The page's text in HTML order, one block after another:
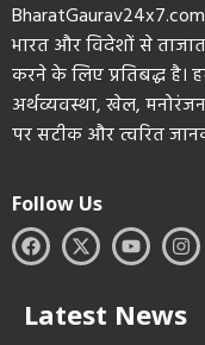
भारत और विदेशों से
करने के लिए प्रतिबद्ध है।
अर्थव्यवस्था, खेल,
पर सटीक और त्वरित
Follow Us
Latest News